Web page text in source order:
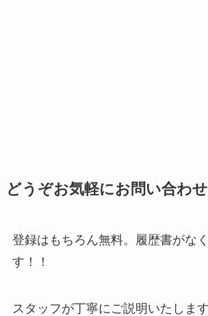
どうぞお気軽にお問い合わ
登録はもちろん無料。履歴書がな
す！！
スタッフが丁寧にご説明いたします